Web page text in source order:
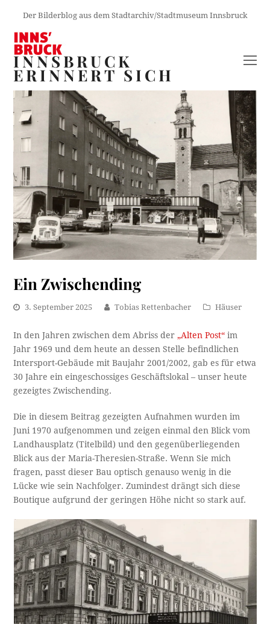
Der Bilderblog aus dem Stadtarchiv/Stadtmuseum Innsbruck
INNSBRUCK
ERINNERT SICH
Ein Zwischending
3. September 2025 Tobias Rettenbacher Häuser
In den Jahren zwischen dem Abriss der„Alten Post“ im
Jahr 1969 und dem heute an dessen Stelle befindlichen
Intersport-Gebäude mit Baujahr 2001/2002, gab es für etwa
30 Jahre ein eingeschossiges Geschäftslokal – unser heute
gezeigtes Zwischending.
Die in diesem Beitrag gezeigten Aufnahmen wurden im
Juni 1970 aufgenommen und zeigen einmal den Blick vom
Landhausplatz (Titelbild) und den gegenüberliegenden
Blick aus der Maria-Theresien-Straße. Wenn Sie mich
fragen, passt dieser Bau optisch genauso wenig in die
Lücke wie sein Nachfolger. Zumindest drängt sich diese
Boutique aufgrund der geringen Höhe nicht so stark auf.